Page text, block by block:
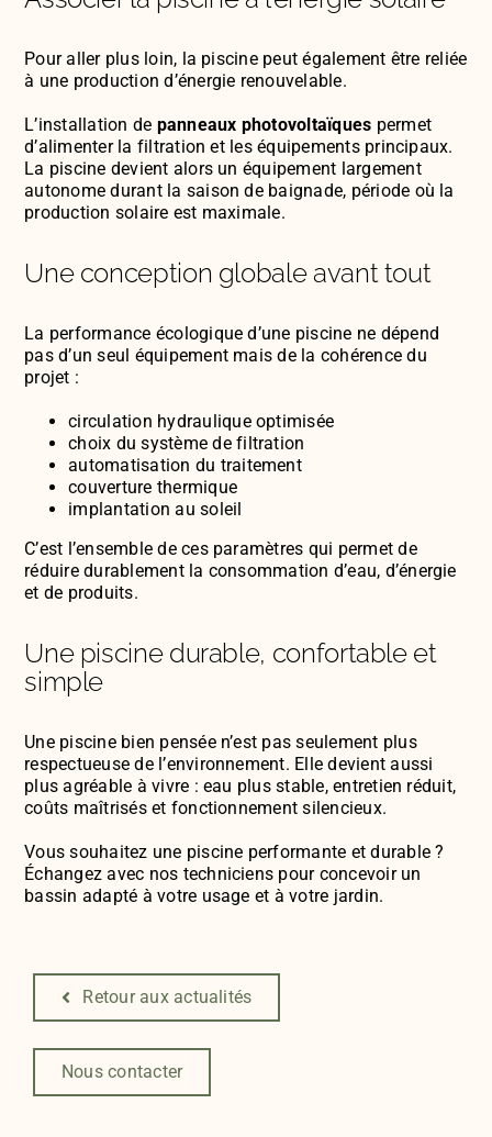
Pour aller plus loin, la piscine peut également être reliée
à une production d’énergie renouvelable.
L’installation de panneaux photovoltaïques permet
d’alimenter la filtration et les équipements principaux.
La piscine devient alors un équipement largement
autonome durant la saison de baignade, période où la
production solaire est maximale.
Une conception globale avant tout
La performance écologique d’une piscine ne dépend
pas d’un seul équipement mais de la cohérence du
projet :
circulation hydraulique optimisée
choix du système de filtration
automatisation du traitement
couverture thermique
implantation au soleil
C’est l’ensemble de ces paramètres qui permet de
réduire durablement la consommation d’eau, d’énergie
et de produits.
Une piscine durable, confortable et
simple
Une piscine bien pensée n’est pas seulement plus
respectueuse de l’environnement. Elle devient aussi
plus agréable à vivre : eau plus stable, entretien réduit,
coûts maîtrisés et fonctionnement silencieux.
Vous souhaitez une piscine performante et durable ?
Échangez avec nos techniciens pour concevoir un
bassin adapté à votre usage et à votre jardin.
Retour aux actualités
Nous contacter